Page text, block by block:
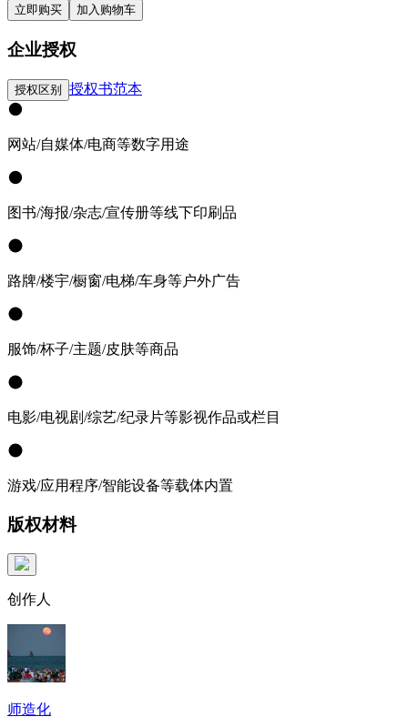
立即购买
加入购物车
企业授权
授权区别 授权书范本
网站/自媒体/电商等数字用途
图书/海报/杂志/宣传册等线下印刷品
路牌/楼宇/橱窗/电梯/车身等户外广告
服饰/杯子/主题/皮肤等商品
电影/电视剧/综艺/纪录片等影视作品或栏目
游戏/应用程序/智能设备等载体内置
版权材料
创作人
师造化